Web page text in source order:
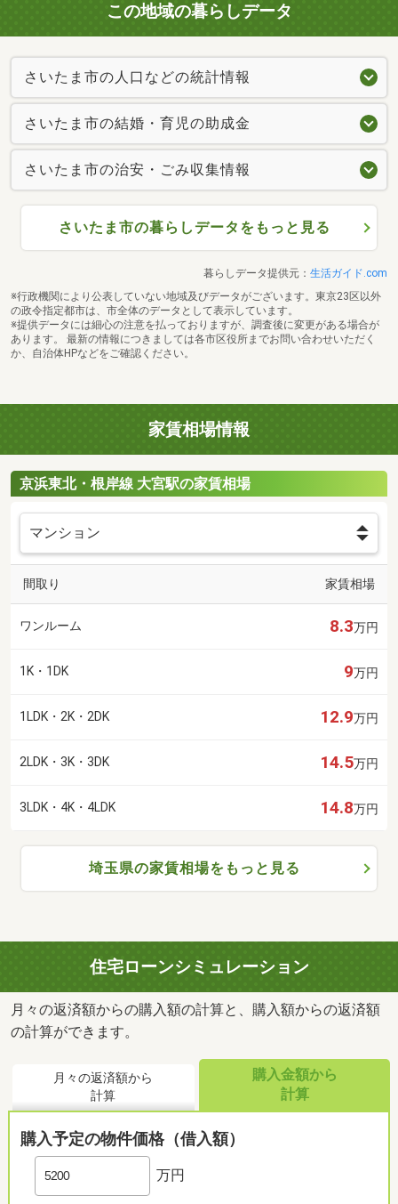
この地域の暮らしデータ
さいたま市の人口などの統計情報
さいたま市の結婚・育児の助成金
さいたま市の治安・ごみ収集情報
さいたま市の暮らしデータをもっと見る
暮らしデータ提供元： 生活ガイド.com
※行政機関により公表していない地域及びデータがございます。東京23区以外
の政令指定都市は、市全体のデータとして表示しています。
※提供データには細心の注意を払っておりますが、調査後に変更がある場合が
あります。 最新の情報につきましては各市区役所までお問い合わせいただく
か、自治体HPなどをご確認ください。
家賃相場情報
京浜東北・根岸線 大宮駅の家賃相場
間取り 家賃相場
ワンルーム 8.3万円
1K・1DK 9万円
1LDK・2K・2DK 12.9万円
2LDK・3K・3DK 14.5万円
3LDK・4K・4LDK 14.8万円
埼玉県の家賃相場をもっと見る
住宅ローンシミュレーション
月々の返済額からの購入額の計算と、購入額からの返済額
の計算ができます。
月々の返済額から
計算
購入金額から
計算
購入予定の物件価格（借入額）
万円